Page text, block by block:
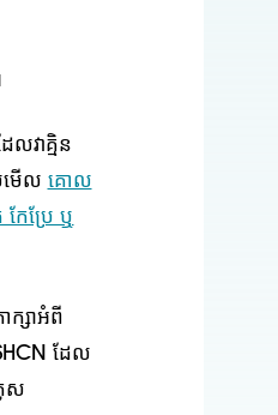
លវាគ្មិន
មើល គោល
ែប្រែ ឬ
ក្សាអំពី
ដែល
ស